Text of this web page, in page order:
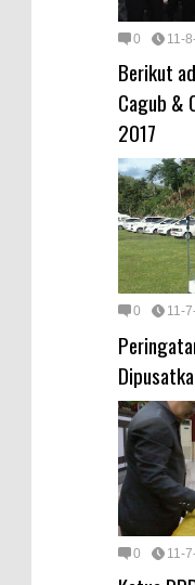
0 11-
Berikut
Cagub &
2017
0 11-
0 11-